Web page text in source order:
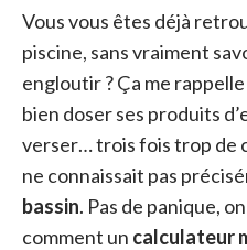
Vous vous êtes déjà
piscine, sans vraiment
engloutir ? Ça me
bien doser ses produits
verser… trois fois trop de
ne connaissait pas
bassin. Pas de panique,
comment un calculateur